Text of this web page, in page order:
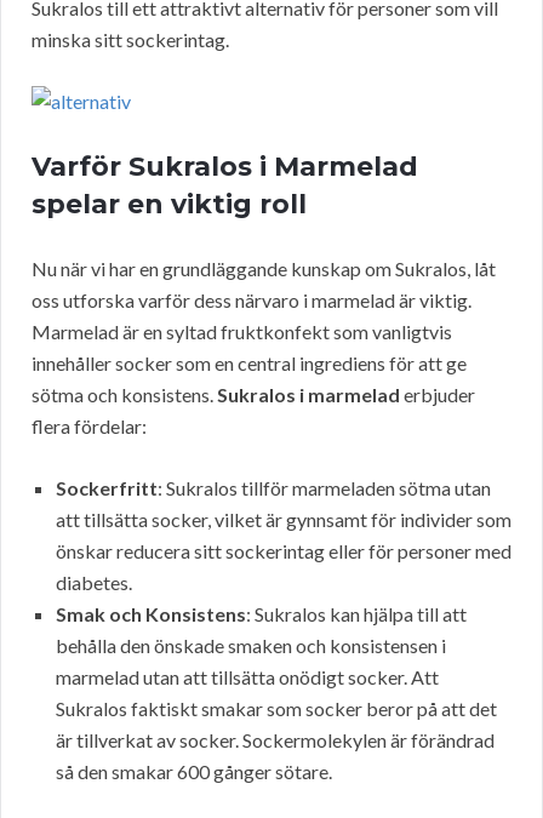
Sukralos till ett attraktivt alternativ för personer som vill
minska sitt sockerintag.
Varför Sukralos i Marmelad
spelar en viktig roll
Nu när vi har en grundläggande kunskap om Sukralos, låt
oss utforska varför dess närvaro i marmelad är viktig.
Marmelad är en syltad fruktkonfekt som vanligtvis
innehåller socker som en central ingrediens för att ge
sötma och konsistens.Sukralos i marmelad erbjuder
flera fördelar:
Sockerfritt: Sukralos tillför marmeladen sötma utan
att tillsätta socker, vilket är gynnsamt för individer som
önskar reducera sitt sockerintag eller för personer med
diabetes.
Smak och Konsistens: Sukralos kan hjälpa till att
behålla den önskade smaken och konsistensen i
marmelad utan att tillsätta onödigt socker. Att
Sukralos faktiskt smakar som socker beror på att det
är tillverkat av socker. Sockermolekylen är förändrad
så den smakar 600 gånger sötare.